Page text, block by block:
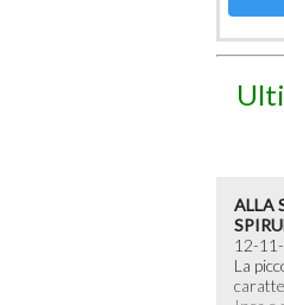
ALLA
12-
La